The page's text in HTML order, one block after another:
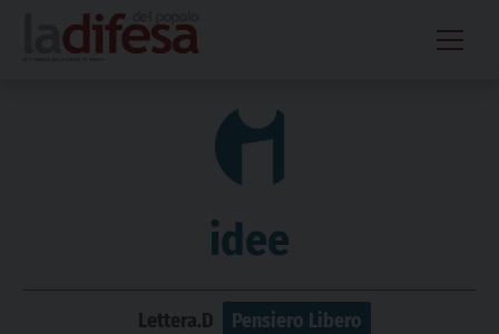
content
idee
Lettera.D Pensiero Libero